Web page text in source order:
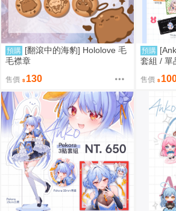
預購 [翻滾中的海豹] Hololove 毛
毛襟章
售價 130
預購
套組 / 單
售價